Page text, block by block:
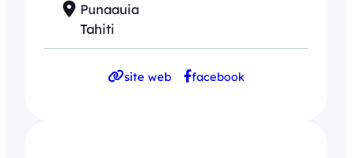
Punaauia
Tahiti
site web facebook